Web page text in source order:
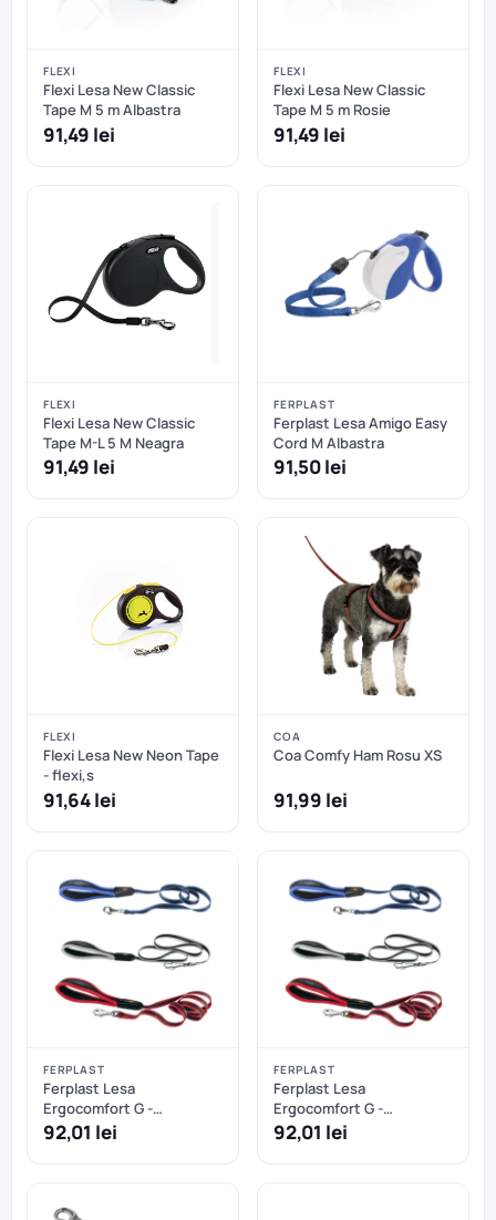
FLEXI
Flexi Lesa New Classic
Tape M 5 m Albastra
91,49 lei
FLEXI
Flexi Lesa New Classic
Tape M 5 m Rosie
91,49 lei
FLEXI
Flexi Lesa New Classic
Tape M-L 5 M Neagra
91,49 lei
FERPLAST
Ferplast Lesa Amigo Easy
Cord M Albastra
91,50 lei
FLEXI
Flexi Lesa New Neon Tape
- flexi,s
91,64 lei
COA
Coa Comfy Ham Rosu XS
91,99 lei
FERPLAST
Ferplast Lesa
Ergocomfort G -
ferplast,gri,20-120-2
92,01 lei
FERPLAST
Ferplast Lesa
Ergocomfort G -
ferplast,rosu,20-120-2
92,01 lei